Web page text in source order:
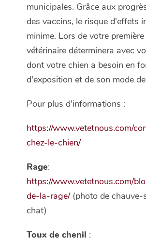
municipales. Grâce aux
des vaccins, le risque d'effets
minime. Lors de votre
vétérinaire déterminera avec
dont votre chien a besoin en
d'exposition et de son mode
Pour plus d'informations :
https://www.vetetnous.com/
chez-le-chien/
Rage:
https://www.vetetnous.com/
de-la-rage/(photo de chauve-
chat)
Toux de chenil :